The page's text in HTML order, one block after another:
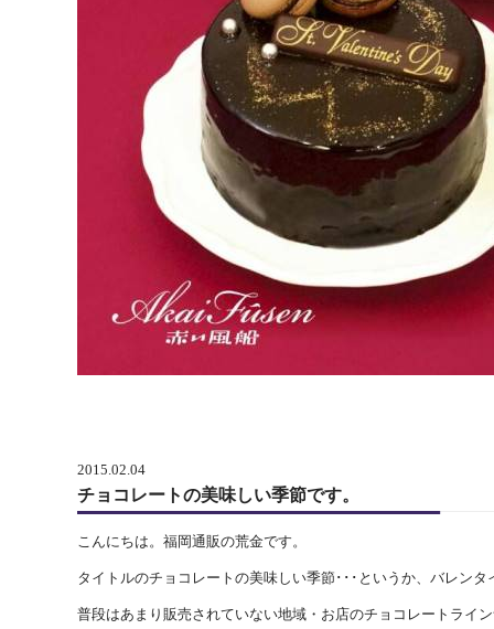
2015.02.04
チョコレートの美味しい季節です。
こんにちは。福岡通販の荒金です。
タイトルのチョコレートの美味しい季節･･･というか、バレンタ
普段はあまり販売されていない地域・お店のチョコレートライ